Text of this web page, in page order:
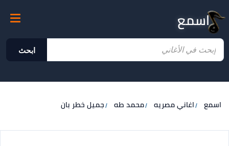
اسمع
ابحث
اسمع اغاني مصريه محمد طه جميل خطر بان